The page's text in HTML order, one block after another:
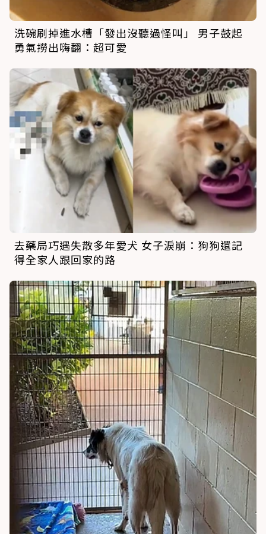
洗碗刷掉進水槽「發出沒聽過怪叫」 男子鼓起
勇氣撈出嗨翻：超可愛
去藥局巧遇失散多年愛犬 女子淚崩：狗狗還記
得全家人跟回家的路